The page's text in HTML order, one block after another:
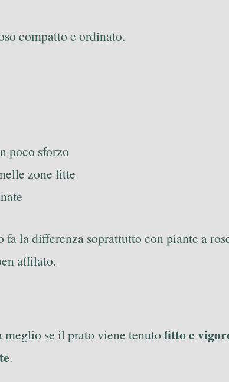
compatto e ordinato.
poco sforzo
zone fitte
la differenza soprattutto con piante a
affilato.
se il prato viene tenuto fitto e
.